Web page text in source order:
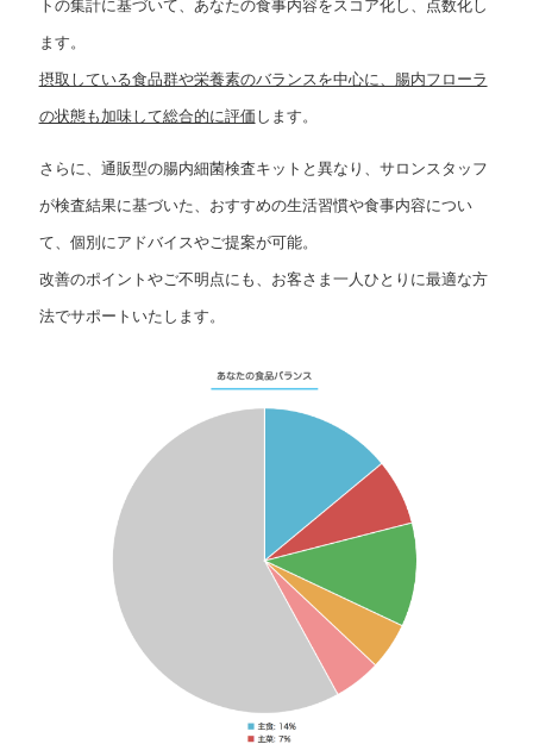
トの集計に基づいて、あなたの食事内容をスコア化し、点数化し
ます。
摂取している食品群や栄養素のバランスを中心に、腸内フローラ
の状態も加味して総合的に評価 します。
さらに、通販型の腸内細菌検査キットと異なり、サロンスタッフ
が検査結果に基づいた、おすすめの生活習慣や食事内容につい
て、個別にアドバイスやご提案が可能。
改善のポイントやご不明点にも、お客さま一人ひとりに最適な方
法でサポートいたします。